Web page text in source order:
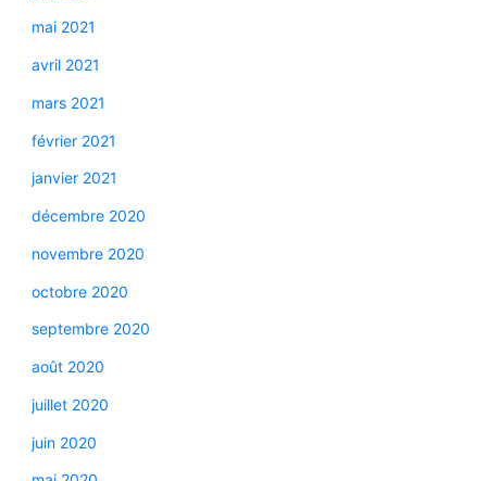
mai 2021
avril 2021
mars 2021
février 2021
janvier 2021
décembre 2020
novembre 2020
octobre 2020
septembre 2020
août 2020
juillet 2020
juin 2020